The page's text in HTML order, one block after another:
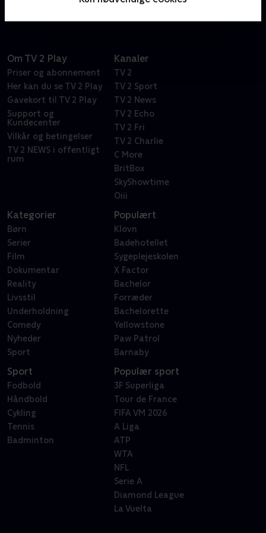
Om TV 2 Play
Priser og abonnement
Her kan du se TV 2 Play
Gavekort til TV 2 Play
Support og
Kundecenter
Vilkår og betingelser
TV 2 NEWS i offentligt
rum
Kanaler
TV 2
TV 2 Sport
TV 2 News
TV 2 Echo
TV 2 Fri
TV 2 Charlie
C More
BritBox
SkyShowtime
Oiii
Kategorier
Børn
Serier
Film
Dokumentar
Reality
Livsstil
Underholdning
Comedy
Nyheder
Sport
Populært
Klovn
Badehotellet
Sygeplejeskolen
X Factor
Bachelor
Forræder
Bachelorette
Yellowstone
Paw Patrol
Barnaby
Sport
Fodbold
Håndbold
Cykling
Tennis
Badminton
Populær sport
3F Superliga
Tour de France
FIFA VM 2026
A Liga
ATP
WTA
NFL
Serie A
Diamond League
La Vuelta